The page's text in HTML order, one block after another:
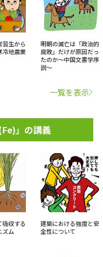
習生から
冷地農業
明朝の滅亡は「政治的
腐敗」だけが原因だっ
たのか～中国文書学序
説～
一覧を表示
」の講義
吸収する
ズム
建築における強度と安
全性について